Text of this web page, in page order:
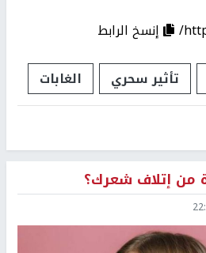
إنسخ الرابط
تأثير سحري الغابات
من إتلاف شعرك؟